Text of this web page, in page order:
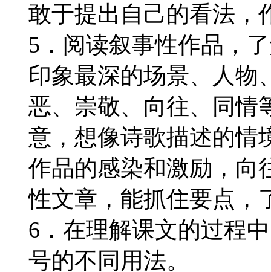
敢于提出自己的看法，
5．阅读叙事性作品，
印象最深的场景、人物
恶、崇敬、向往、同情
意，想像诗歌描述的情
作品的感染和激励，向
性文章，能抓住要点，
6．在理解课文的过程
号的不同用法。